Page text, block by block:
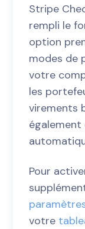
Stripe
rempli le
option
modes de
votre
les
virements
Pour
votre